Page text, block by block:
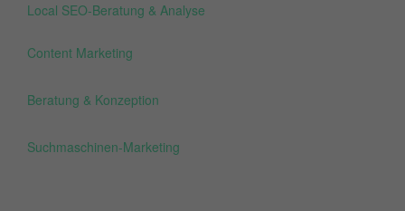
Local SEO-Beratung & Analyse
Content Marketing
Beratung & Konzeption
Suchmaschinen-Marketing